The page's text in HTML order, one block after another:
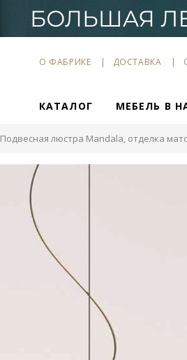
О ФАБРИКЕ ДОСТАВКА
КАТАЛОГ МЕБЕЛЬ В
Подвесная люстра Mandala, отделка